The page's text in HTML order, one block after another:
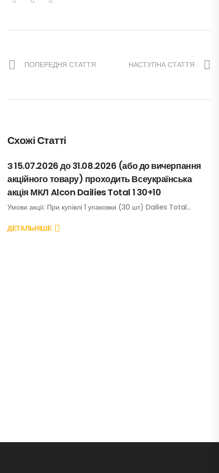
ПОПЕРЕДНЯ СТАТТЯ НАСТУПНА СТАТТЯ
Схожі Статті
З 15.07.2026 до 31.08.2026 (або до вичерпання
акційного товару) проходить Всеукраїнська
акція МКЛ Alcon Dailies Total 1 30+10
Умови акції: При купівлі 1 упаковки (30 шт) Dailies Total…
ДЕТАЛЬНІШЕ